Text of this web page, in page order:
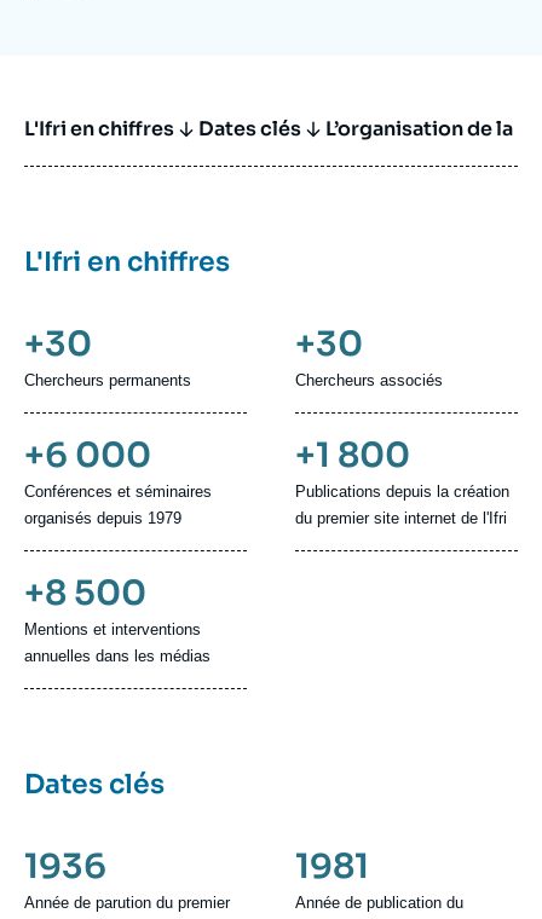
L'Ifri en chiffres Dates clés L’organisation de la
L'Ifri en chiffres
+30
Chercheurs permanents
+30
Chercheurs associés
+6 000
Conférences et séminaires
organisés depuis 1979
+1 800
Publications depuis la création
du premier site internet de l'Ifri
+8 500
Mentions et interventions
annuelles dans les médias
Dates clés
1936
Année de parution du premier
1981
Année de publication du